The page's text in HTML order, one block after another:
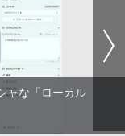
ャな「ローカル